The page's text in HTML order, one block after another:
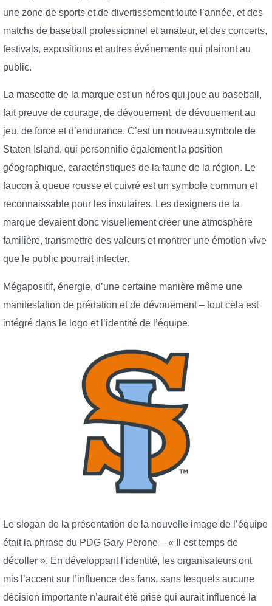
une zone de sports et de divertissement toute l’année, et des
matchs de baseball professionnel et amateur, et des concerts,
festivals, expositions et autres événements qui plairont au
public.
La mascotte de la marque est un héros qui joue au baseball,
fait preuve de courage, de dévouement, de dévouement au
jeu, de force et d’endurance. C’est un nouveau symbole de
Staten Island, qui personnifie également la position
géographique, caractéristiques de la faune de la région. Le
faucon à queue rousse et cuivré est un symbole commun et
reconnaissable pour les insulaires. Les designers de la
marque devaient donc visuellement créer une atmosphère
familière, transmettre des valeurs et montrer une émotion vive
que le public pourrait infecter.
Mégapositif, énergie, d’une certaine manière même une
manifestation de prédation et de dévouement – tout cela est
intégré dans le logo et l’identité de l’équipe.
Le slogan de la présentation de la nouvelle image de l’équipe
était la phrase du PDG Gary Perone – « Il est temps de
décoller ». En développant l’identité, les organisateurs ont
mis l’accent sur l’influence des fans, sans lesquels aucune
décision importante n’aurait été prise qui aurait influencé la